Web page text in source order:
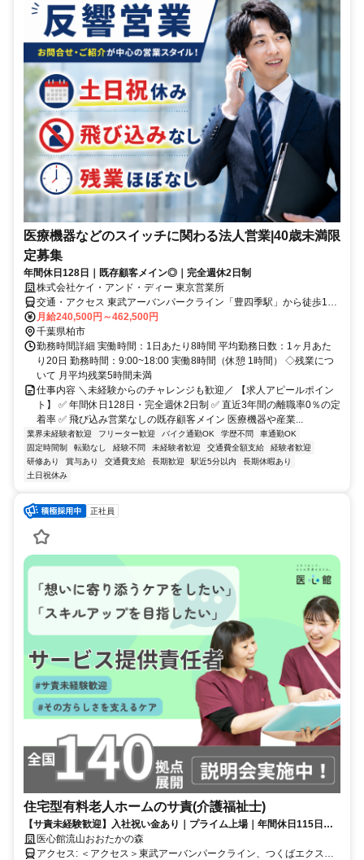
医療機器などのスイッチに関わる法人営業|40歳未満限
定募集
年間休日128日｜既存顧客メイン◎｜完全週休2日制
株式会社ケイ・アンド・ディー 東京営業所
交通・アクセス 東武アーバンパークライン「豊四季駅」から徒歩10
分
月給240,500円～462,500円
千葉県柏市
勤務時間詳細 実働時間：1日あたり8時間 平均勤務日数：1ヶ月あた
り20日 勤務時間：9:00~18:00 実働8時間（休憩 1時間） ◇残業につ
いて 月平均残業5時間未満
仕事内容 ＼未経験からのチャレンジも歓迎／ 【求人アピールポイン
ト】 ✅ 年間休日128日・完全週休2日制 ✅ 直近3年間の離職率0％の定
着率 ✅ 飛び込み営業なしの既存顧客メイン 医療機器や産業...
業界未経験者歓迎 フリーター歓迎 バイク通勤OK 学歴不問
車通勤OK
固定時間制
転勤なし 経験不問 未経験者歓迎 交通費全額支給
経験者歓迎
研修あり
賞与あり 交通費支給 長期歓迎 駅近5分以内
長期休暇あり
土日祝休み
正社員
住宅型有料老人ホームのサ責(介護福祉士)
【サ責未経験歓迎】入社祝い金あり｜プライム上場｜年間休日115日｜
看護師24h常駐｜ご入居者様の想いをチームで叶える✧
医心館流山おおたかの森
アクセス: ＜アクセス＞東武アーバンパークライン、つくばエクスプ